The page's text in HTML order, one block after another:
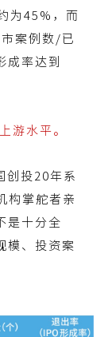
为45%，而
案例数/已
率达到
游水平。
创投20年系
构掌舵者亲
是十分全
模、投资案